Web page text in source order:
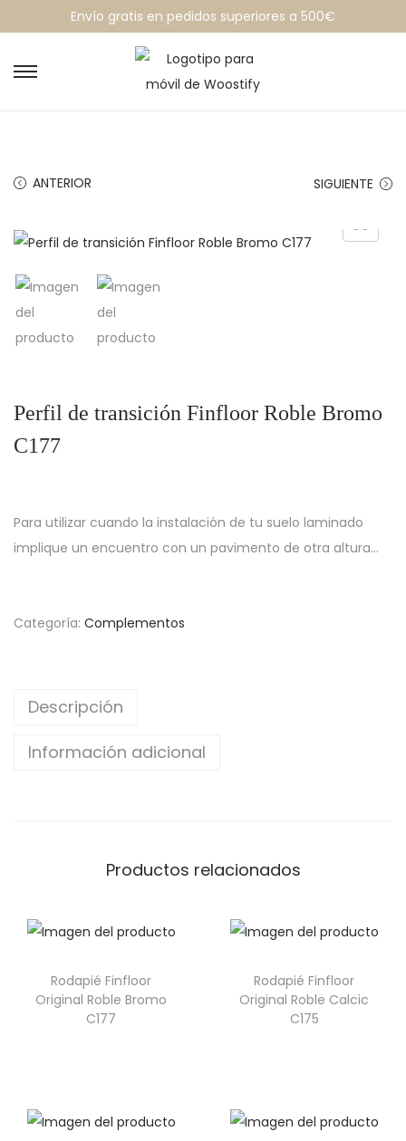
Envío gratis en pedidos superiores a 500€
ANTERIOR SIGUIENTE
Perfil de transición Finfloor Roble Bromo
C177
Para utilizar cuando la instalación de tu suelo laminado
implique un encuentro con un pavimento de otra altura…
Categoría: Complementos
Descripción
Información adicional
Productos relacionados
Rodapié Finfloor
Original Roble Bromo
C177
Rodapié Finfloor
Original Roble Calcic
C175